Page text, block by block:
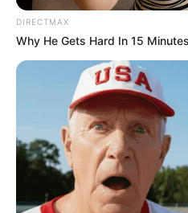
DIRECTMAX
Why He Gets Hard In 15